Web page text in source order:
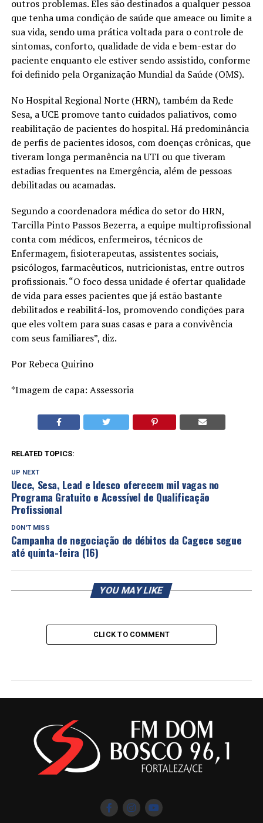
outros problemas. Eles são destinados a qualquer pessoa
que tenha uma condição de saúde que ameace ou limite a
sua vida, sendo uma prática voltada para o controle de
sintomas, conforto, qualidade de vida e bem-estar do
paciente enquanto ele estiver sendo assistido, conforme
foi definido pela Organização Mundial da Saúde (OMS).
No Hospital Regional Norte (HRN), também da Rede
Sesa, a UCE promove tanto cuidados paliativos, como
reabilitação de pacientes do hospital. Há predominância
de perfis de pacientes idosos, com doenças crônicas, que
tiveram longa permanência na UTI ou que tiveram
estadias frequentes na Emergência, além de pessoas
debilitadas ou acamadas.
Segundo a coordenadora médica do setor do HRN,
Tarcilla Pinto Passos Bezerra, a equipe multiprofissional
conta com médicos, enfermeiros, técnicos de
Enfermagem, fisioterapeutas, assistentes sociais,
psicólogos, farmacêuticos, nutricionistas, entre outros
profissionais. “O foco dessa unidade é ofertar qualidade
de vida para esses pacientes que já estão bastante
debilitados e reabilitá-los, promovendo condições para
que eles voltem para suas casas e para a convivência
com seus familiares”, diz.
Por Rebeca Quirino
*Imagem de capa: Assessoria
RELATED TOPICS:
UP NEXT
Uece, Sesa, Lead e Idesco oferecem mil vagas no
Programa Gratuito e Acessível de Qualificação
Profissional
DON'T MISS
Campanha de negociação de débitos da Cagece segue
até quinta-feira (16)
YOU MAY LIKE
CLICK TO COMMENT